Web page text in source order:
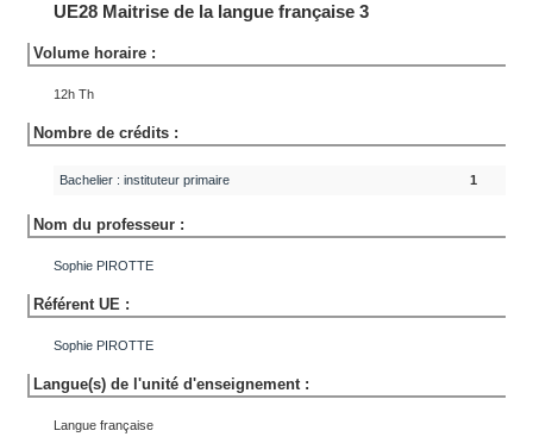
UE28 Maitrise de la langue française 3
Volume horaire :
12h Th
Nombre de crédits :
Bachelier : instituteur primaire 1
Nom du professeur :
Sophie PIROTTE
Référent UE :
Sophie PIROTTE
Langue(s) de l'unité d'enseignement :
Langue française